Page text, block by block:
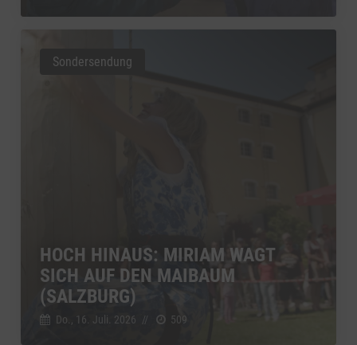
HOCH HINAUS: MIRIAM WAGT
SICH AUF DEN MAIBAUM
(SALZBURG)
Do., 16. Juli. 2026 // 509
Sondersendung